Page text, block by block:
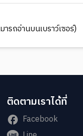
รถอ่านบนเบราว์เซอร์)
ติดตามเราได้ที่
Facebook